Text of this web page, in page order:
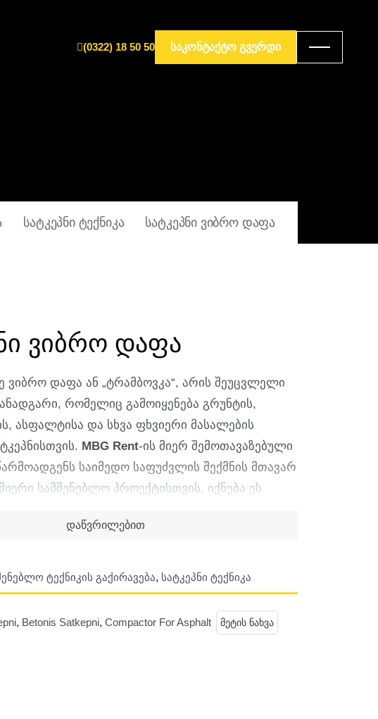
(0322) 18 50 50 ᲡᲐᲙᲝᲜᲢᲐᲥᲢᲝ ᲒᲕᲔᲠᲓᲘ
ᲡᲐᲢᲙᲔᲞᲜᲘ ᲢᲔᲥᲜᲘᲙᲐ ᲡᲐᲢᲙᲔᲞᲜᲘ ᲕᲘᲑᲠᲝ ᲓᲐᲤᲐ
ვიბრო დაფა
ვიბრო დაფა ან „ტრამბოვკა“, არის შეუცვლელი
რომელიც გამოიყენება გრუნტის,
ასფალტისა და სხვა ფხვიერი მასალების
MBG Rent-ის მიერ შემოთავაზებული
საიმედო საფუძვლის შექმნის მთავარ
სამშენებლო პროექტისთვის, იქნება ეს
მოსაწყობი ბაზა.
სიხშირის ვიბრაციას, რომელიც
მეტალის ფილას. ეს ვიბრაცია აიძულებს
გადაადგილდნენ და მჭიდროდ
ჰაერის სიცარიელეები და შექმნან
დაწვრილებით
Ტექნიკის Გაქირავება, Სატკეპნი Ტექნიკა
, Betonis Satkepni, Compactor For Asphalt მეტის ნახვა